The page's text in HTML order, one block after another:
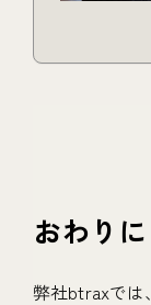
おわりに
弊社btraxでは